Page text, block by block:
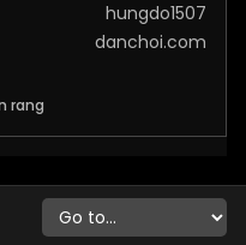
hungdo1507
danchoi.com
rang